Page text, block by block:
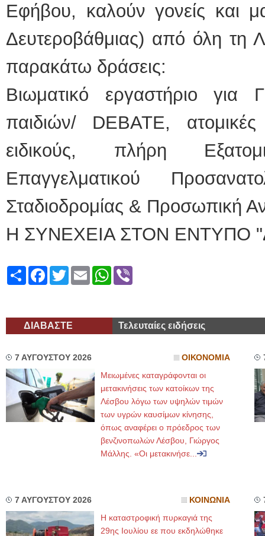
Εφήβου, καλούν γονείς και
Δευτεροβάθμιας) από όλη τη
παρακάτω δράσεις:
Βιωματικό εργαστήριο
παιδιών/ DEBATE,
ειδικούς, πλήρη
Επαγγελματικού
Σταδιοδρομίας & Προσωπική
Η ΣΥΝΕΧΕΙΑ ΣΤΟΝ ΕΝΤΥΠΟ
ShareFacebook
TwitterEmailWhatsApp
ΔΙΑΒΑΣΤΕ Τελευταίες ειδήσεις
7 ΑΥΓΟΥΣΤΟΥ 2026 ΟΙΚΟΝΟΜΙΑ
Μειωμένες καταγράφονται οι
μετακινήσεις των κατοίκων της
Λέσβου λόγω των υψηλών τιμών
των υγρών καυσίμων κίνησης,
όπως αναφέρει ο πρόεδρος των
βενζινοπωλών Λέσβου, Γιώργος
Μάλλης. «Οι μετακινήσε...
7 ΑΥΓΟΥΣΤΟΥ 2026 ΚΟΙΝΩΝΙΑ
Η καταστροφική πυρκαγιά της
29ης Ιουλίου εε που εκδηλώθηκε